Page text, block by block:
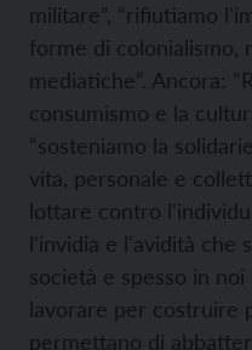
militare”, “rifiutiamo
forme di colonialismo,
mediatiche”. Ancora:
consumismo e la
“sosteniamo la
vita, personale e
lottare contro
l'invidia e l'avidità che
società e spesso in noi
lavorare per costruire
permettano di